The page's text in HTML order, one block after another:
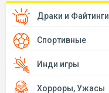
Драки и Файтинги
Спортивные
Инди игры
Хорроры, Ужасы